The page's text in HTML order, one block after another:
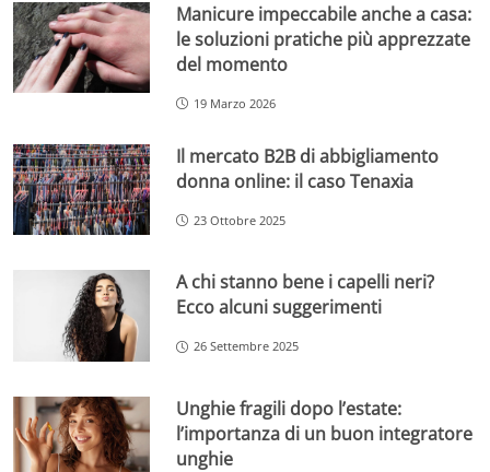
Manicure impeccabile anche a casa:
le soluzioni pratiche più apprezzate
del momento
19 Marzo 2026
Il mercato B2B di abbigliamento
donna online: il caso Tenaxia
23 Ottobre 2025
A chi stanno bene i capelli neri?
Ecco alcuni suggerimenti
26 Settembre 2025
Unghie fragili dopo l’estate:
l’importanza di un buon integratore
unghie